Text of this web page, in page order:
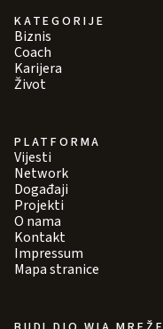
KATEGORIJE
Biznis
Coach
Karijera
Život
PLATFORMA
Vijesti
Network
Događaji
Projekti
O nama
Kontakt
Impressum
Mapa stranice